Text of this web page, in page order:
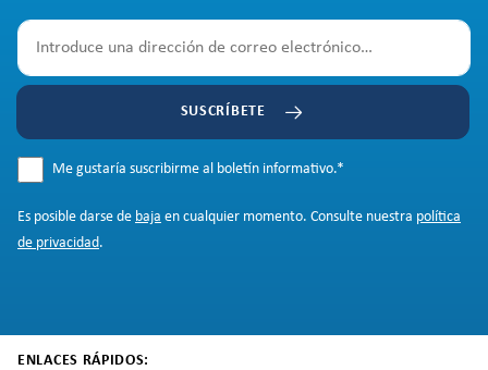
SUSCRÍBETE
Me gustaría suscribirme al boletín informativo.*
Es posible darse de baja en cualquier momento. Consulte nuestra política
de privacidad.
ENLACES RÁPIDOS: